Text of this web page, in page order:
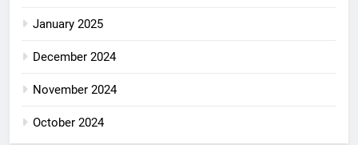
January 2025
December 2024
November 2024
October 2024